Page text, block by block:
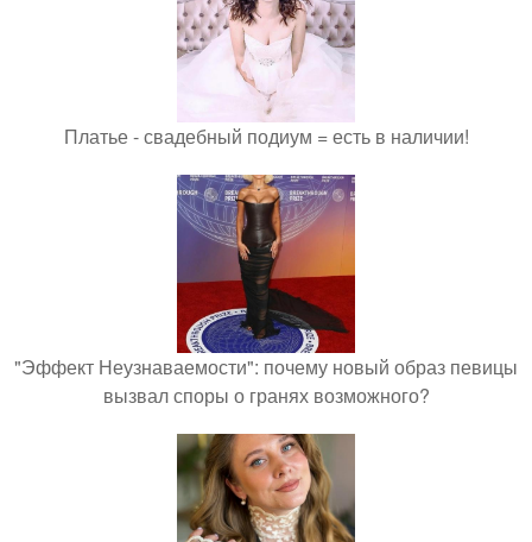
Платье - свадебный подиум = есть в наличии!
"Эффект Неузнаваемости": почему новый образ певицы
вызвал споры о гранях возможного?